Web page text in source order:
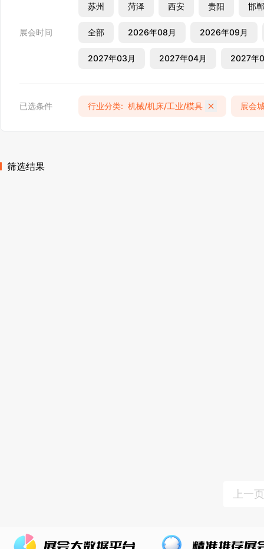
苏州 菏泽 西安 贵阳 邯郸
展会时间 全部 2026年08月 2026年09月
2027年03月 2027年04月 2027年
已选条件 行业分类: 机械/机床/工业/模具 展会
筛选结果
上一页